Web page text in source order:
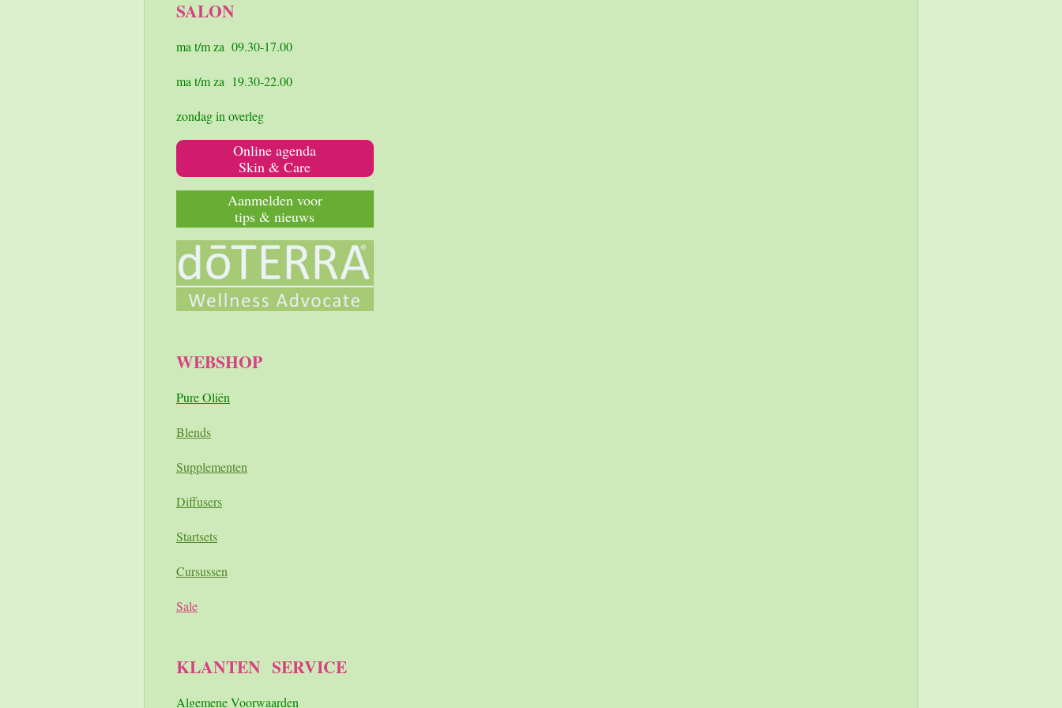
o
k
g
r
a
m
p
SALON
ma t/m za 09.30-17.00
ma t/m za 19.30-22.00
zondag in overleg
Online agenda
Skin & Care
Aanmelden voor
tips & nieuws
WEBSHOP
Pure Oliën
Blends
Supplementen
Diffusers
Startsets
Cursussen
Sale
KLANTEN SERVICE
Algemene Voorwaarden